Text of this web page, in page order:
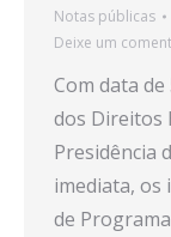
Notas públicas
Deixe um
Com data
dos Direitos
Presidência
imediata, os
de